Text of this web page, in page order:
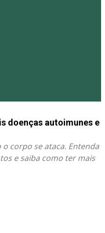
doenças autoimunes e
corpo se ataca. Entenda
e saiba como ter mais